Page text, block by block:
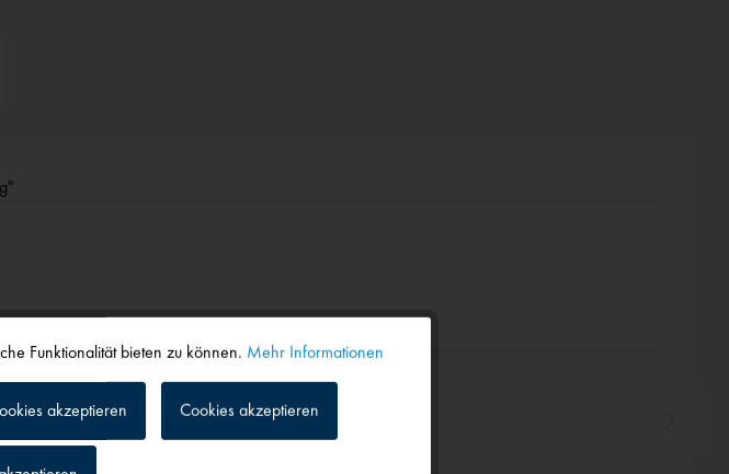
Inaktiv
Funktionalität bieten zu können. Mehr Informationen
akzeptieren Cookies akzeptieren